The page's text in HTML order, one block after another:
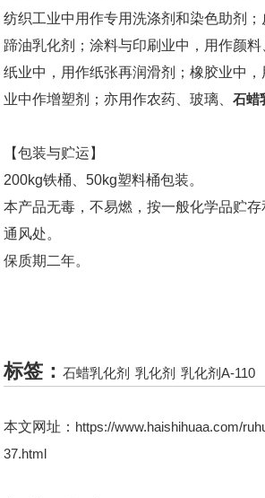
纺织工业中用作专用洗涤剂和染色助剂
蹄油乳化剂；涂料与印刷业中，用作颜
纸业中，用作纸张再润滑剂；橡胶业中
业中作增塑剂；亦用作农药、玻璃、石蜡
【包装与贮运】
200kg铁桶、50kg塑料桶包装。
本产品无毒，不易燃，按一般化学品贮
通风处。
保质期二年。
标签：石蜡乳化剂 乳化剂 乳化剂A-110
本文网址： https://www.haishihuaa.com/
37.html